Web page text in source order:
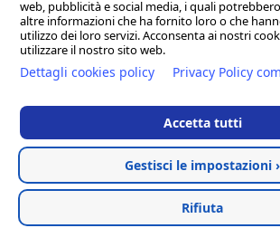
Hosted & created by
web, pubblicità e social media, i quali
altre informazioni che ha fornito loro o che
utilizzo dei loro servizi. Acconsenta ai nostri
utilizzare il nostro sito web.
Dettagli cookies policy Privacy Policy
Accetta tutti
Gestisci le impostazioni ›
Rifiuta